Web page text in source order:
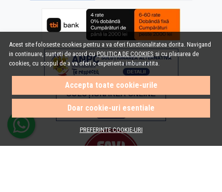
Acest site foloseste cookies pentru a va oferi functionalitatea dorita. Navigand
in continuare, sunteti de acord cuPOLITICA DE COOKIES si cu plasarea de
cookies, cu scopul de a va oferi o experienta imbunatatita.
Accepta toate cookie-urile
Doar cookie-uri esentiale
PREFERINTE COOKIE-URI